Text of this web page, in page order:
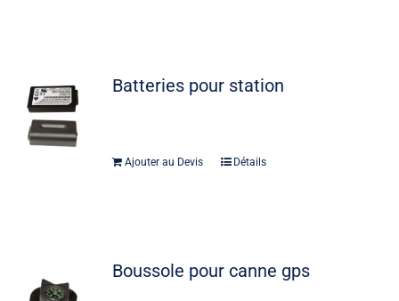
Batteries pour station
Ajouter au Devis Détails
Boussole pour canne gps